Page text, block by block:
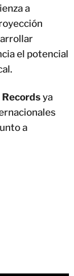
a
el potencial
Recordsya
a